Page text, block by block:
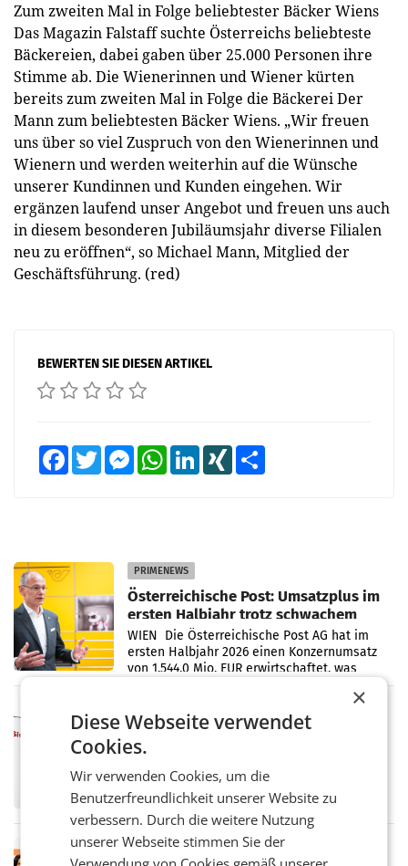
Zum zweiten Mal in Folge beliebtester Bäcker Wiens
Das Magazin Falstaff suchte Österreichs beliebteste
Bäckereien, dabei gaben über 25.000 Personen ihre
Stimme ab. Die Wienerinnen und Wiener kürten
bereits zum zweiten Mal in Folge die Bäckerei Der
Mann zum beliebtesten Bäcker Wiens. „Wir freuen
uns über so viel Zuspruch von den Wienerinnen und
Wienern und werden weiterhin auf die Wünsche
unserer Kundinnen und Kunden eingehen. Wir
ergänzen laufend unser Angebot und freuen uns auch
in diesem besonderen Jubiläumsjahr diverse Filialen
neu zu eröffnen“, so Michael Mann, Mitglied der
Geschäftsführung. (red)
BEWERTEN SIE DIESEN ARTIKEL
FacebookTwitter MessengerWhatsAppLinkedInXING
PRIMENEWS
Österreichische Post: Umsatzplus im
ersten Halbjahr trotz schwachem
Briefgeschäft
WIEN Die Österreichische Post AG hat im
ersten Halbjahr 2026 einen Konzernumsatz
von 1.544,0 Mio. EUR erwirtschaftet, was
ProSiebenSat.1 spart und macht
überraschend viel Gewinn
Fernsehkonzern ProSiebenSat.1 hat im
Frühjahr dank Kostensenkungen operativ
wieder Gewinn gemacht und die
Markterwartung deutlich übertroffen.
RETAIL
×
Diese Webseite verwendet
Cookies.
Wir verwenden Cookies, um die
Benutzerfreundlichkeit unserer Website zu
verbessern. Durch die weitere Nutzung
unserer Webseite stimmen Sie der